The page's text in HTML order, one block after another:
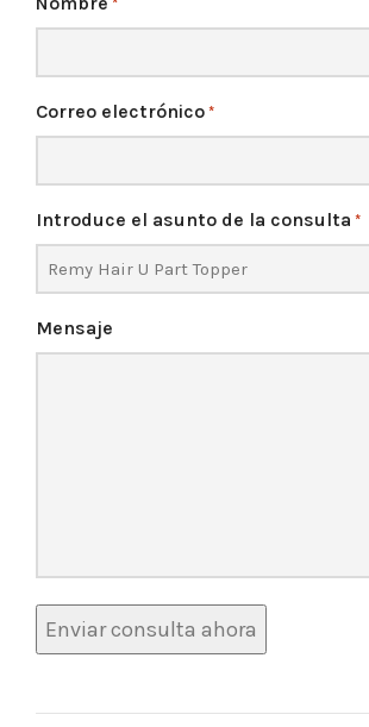
*
Correo electrónico *
Introduce el asunto de la consulta *
Mensaje